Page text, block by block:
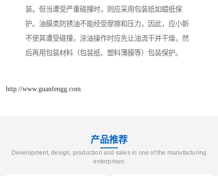
装。但当遭受严重碰撞时，则应采用包装纸如蜡纸保
护。油膜类防锈油不能经受摩擦和压力，因此，应小新
不使其遭受碰撞，涂油操作时应先让油流干并干燥，然
后再用包装材料（包装纸、塑料薄膜等）包装保护。
http://www.guanfengg.com
产品推荐
Development, design, production and sales in one of the manufacturing
enterprises